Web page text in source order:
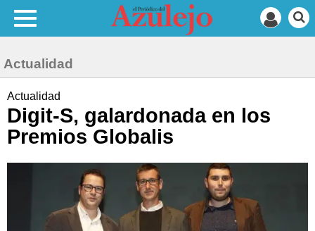
Actualidad
Actualidad
Digit-S, galardonada en los
Premios Globalis